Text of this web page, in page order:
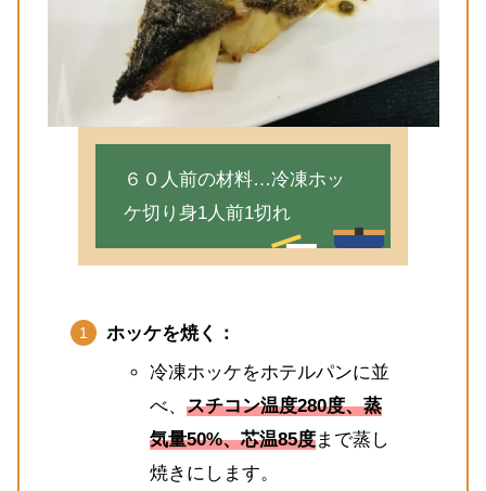
６０人前の材料…冷凍ホッ
ケ切り身1人前1切れ
ホッケを焼く：
冷凍ホッケをホテルパンに並
べ、 スチコン温度280度、蒸
気量50%、芯温85度まで蒸し
焼きにします。